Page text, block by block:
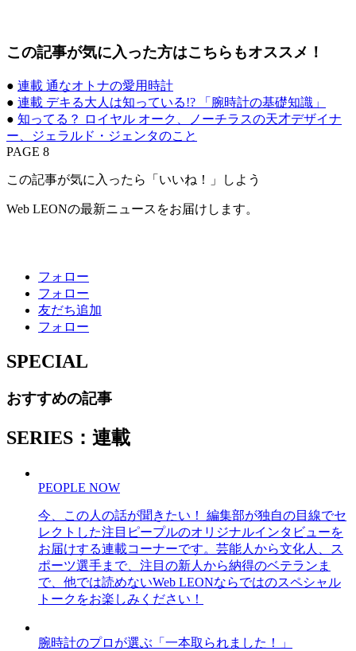
この記事が気に入った方はこちらもオススメ！
● 連載 通なオトナの愛用時計
● 連載 デキる大人は知っている!? 「腕時計の基礎知識」
● 知ってる？ ロイヤル オーク、ノーチラスの天才デザイナ
ー、ジェラルド・ジェンタのこと
PAGE 8
この記事が気に入ったら「いいね！」しよう
Web LEONの最新ニュースをお届けします。
フォロー
フォロー
友だち追加
フォロー
SPECIAL
おすすめの記事
SERIES：連載
PEOPLE NOW
今、この人の話が聞きたい！ 編集部が独自の目線でセ
レクトした注目ピープルのオリジナルインタビューを
お届けする連載コーナーです。芸能人から文化人、ス
ポーツ選手まで、注目の新人から納得のベテランま
で、他では読めないWeb LEONならではのスペシャル
トークをお楽しみください！
腕時計のプロが選ぶ「一本取られました！」